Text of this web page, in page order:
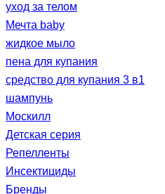
уход за телом
Мечта baby
жидкое мыло
пена для купания
средство для купания 3 в1
шампунь
Москилл
Детская серия
Репелленты
Инсектициды
Бренды